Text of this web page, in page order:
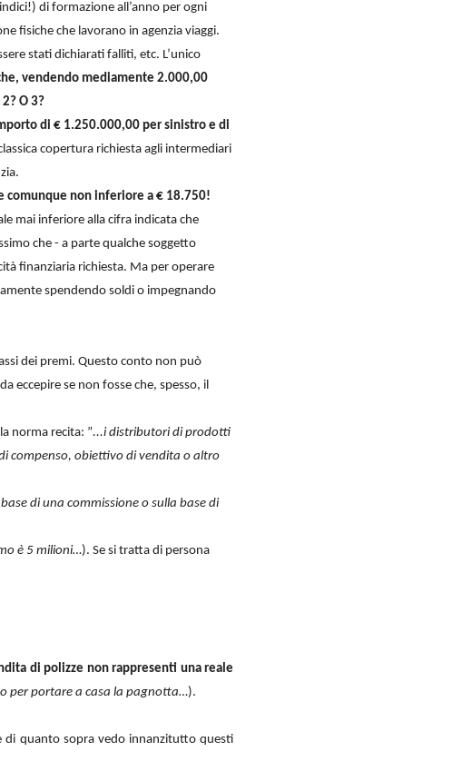
di formazione all’anno per ogni
fisiche che lavorano in agenzia viaggi.
stati dichiarati falliti, etc. L’unico
vendendo mediamente 2.000,00
O 3?
di € 1.250.000,00 per sinistro e di
copertura richiesta agli intermediari
comunque non inferiore a € 18.750!
mai inferiore alla cifra indicata che
che - a parte qualche soggetto
finanziaria richiesta. Ma per operare
spendendo soldi o impegnando
dei premi. Questo conto non può
eccepire se non fosse che, spesso, il
norma recita: ”...i distributori di prodotti
compenso, obiettivo di vendita o altro
di una commissione o sulla base di
è 5 milioni…). Se si tratta di persona
di polizze non rappresenti una reale
per portare a casa la pagnotta…).
di quanto sopra vedo innanzitutto questi